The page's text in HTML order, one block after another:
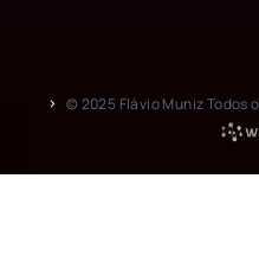
© 2025 Flávio Muniz Todos